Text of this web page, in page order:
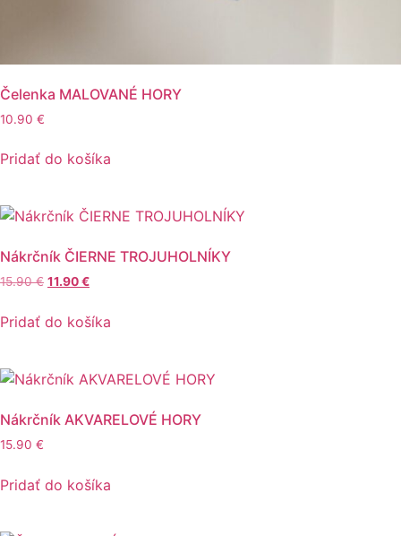
Čelenka MALOVANÉ HORY
10.90 €
Pridať do košíka
Nákrčník ČIERNE TROJUHOLNÍKY
15.90€ Pôvodná
bola:
11.90€Aktuálna
je:
Pridať do košíka
Nákrčník AKVARELOVÉ HORY
15.90 €
Pridať do košíka